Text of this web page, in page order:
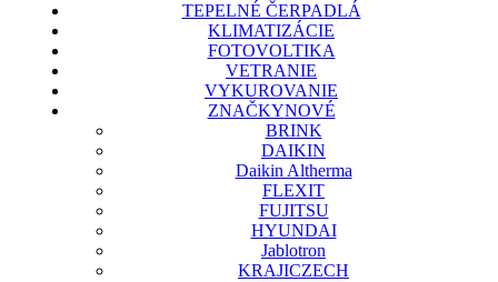
TEPELNÉ ČERPADLÁ
KLIMATIZÁCIE
FOTOVOLTIKA
VETRANIE
VYKUROVANIE
ZNAČKYNOVÉ
BRINK
DAIKIN
Daikin Altherma
FLEXIT
FUJITSU
HYUNDAI
Jablotron
KRAJICZECH